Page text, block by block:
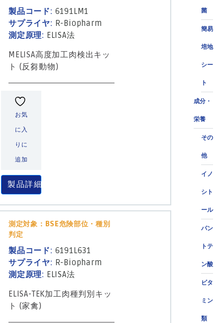
菌
簡易
培地
シー
ト
成分・
栄養
その
他
イノ
シト
ール
パン
トテ
ン酸
ビタ
ミン
類
製品コード: 6191LM1
サプライヤ: R-Biopharm
測定原理: ELISA法
MELISA高度加工肉検出キッ
ト (反芻動物)
お気
に入
りに
追加
製品詳細
測定対象：BSE危険部位・種別
判定
製品コード: 6191L631
サプライヤ: R-Biopharm
測定原理: ELISA法
ELISA-TEK加工肉種判別キッ
ト (家禽)